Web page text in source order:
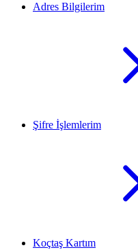
Adres Bilgilerim
Şifre İşlemlerim
Koçtaş Kartım